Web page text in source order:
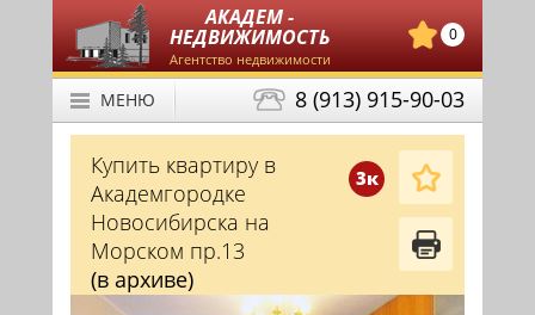
АКАДЕМ -
НЕДВИЖИМОСТЬ
Агентство недвижимости
0
8 (913) 915-90-03
МЕНЮ
3к
Купить квартиру в
Академгородке
Новосибирска на
Морском пр.13
(в архиве)